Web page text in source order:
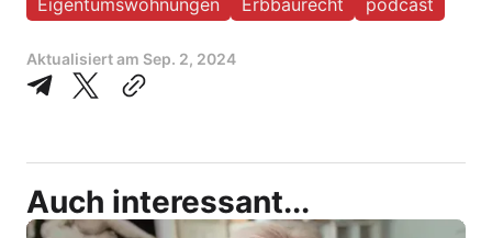
Aktualisiert am Sep. 2, 2024
Auch interessant...